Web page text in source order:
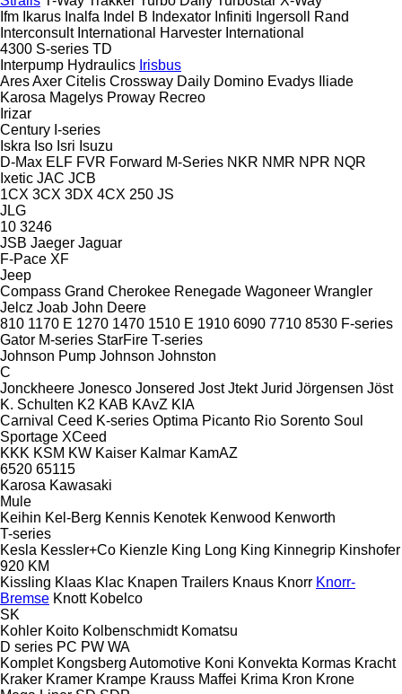
Ifm Ikarus Inalfa Indel B Indexator Infiniti Ingersoll Rand
Interconsult International Harvester International
4300 S-series TD
Interpump Hydraulics Irisbus
AresAxer Citelis Crossway Daily Domino Evadys
Iliade
Karosa Magelys Proway Recreo
Irizar
Century I-series
Iskra Iso Isri Isuzu
D-Max ELF FVR Forward M-Series NKR NMR NPR NQR
Ixetic JAC JCB
1CX 3CX 3DX 4CX 250 JS
JLG
10 3246
JSB Jaeger Jaguar
F-Pace XF
Jeep
Compass Grand Cherokee Renegade Wagoneer Wrangler
Jelcz Joab John Deere
810 1170 E 1270 1470 1510 E 1910 6090 7710 8530 F-series
Gator M-series StarFire T-series
Johnson Pump Johnson Johnston
C
Jonckheere Jonesco Jonsered Jost Jtekt Jurid Jörgensen Jöst
K. Schulten K2 KAB KAvZ KIA
Carnival Ceed K-series Optima Picanto Rio Sorento Soul
Sportage XCeed
KKK KSM KW Kaiser Kalmar KamAZ
6520 65115
Karosa Kawasaki
Mule
Keihin Kel-Berg Kennis Kenotek Kenwood Kenworth
T-series
Kesla Kessler+Co Kienzle King Long King Kinnegrip Kinshofer
920 KM
Kissling Klaas Klac Knapen Trailers Knaus Knorr Knorr-
Bremse Knott Kobelco
SK
Kohler Koito Kolbenschmidt Komatsu
D series PC PW WA
Komplet Kongsberg Automotive Koni Konvekta Kormas Kracht
Kraker Kramer Krampe Krauss Maffei Krima Kron Krone